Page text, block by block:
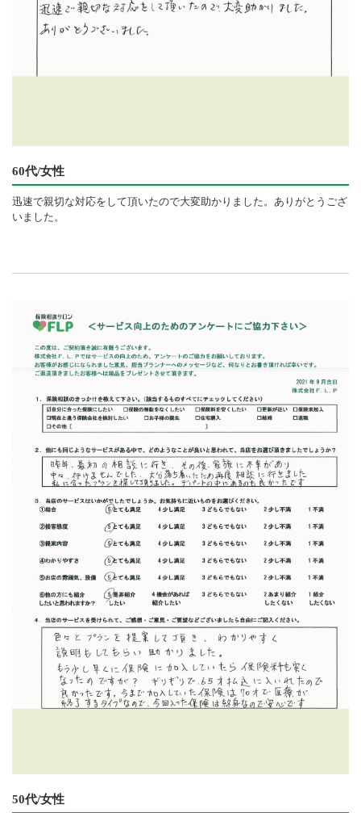
60代/女性
迅速で親切な対応をして頂いたので大変助かりました。ありがとうござ
いました。
50代/女性